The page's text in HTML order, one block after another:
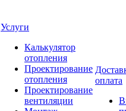
Услуги
Калькулятор
отопления
Проектирование
отопления
Проектирование
вентиляции
оплата